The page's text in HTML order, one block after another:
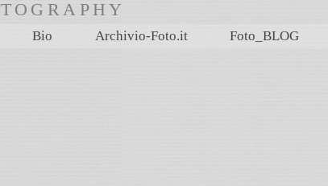
Bio Archivio-Foto.it Foto_BLOG